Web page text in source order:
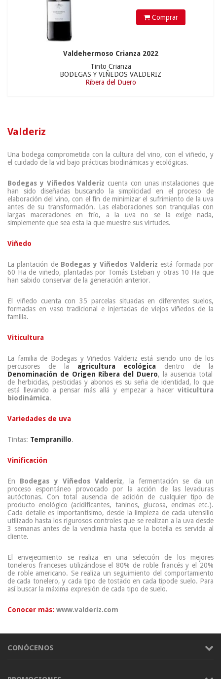
Comprar
Valdehermoso Crianza 2022
Tinto Crianza
BODEGAS Y VIÑEDOS VALDERIZ
Ribera del Duero
Valderiz
Una bodega comprometida con la cultura del vino, con el viñedo, y
el cuidado de la vid bajo prácticas biodinámicas y ecológicas.
Bodegas y Viñedos Valderiz cuenta con unas instalaciones que
han sido diseñadas buscando la simplicidad en el proceso de
elaboración del vino, con el fin de minimizar el sufrimiento de la uva
antes de su transformación. Las elaboraciones son tranquilas con
largas maceraciones en frío, a la uva no se la exige nada,
simplemente que sea esta la que muestre sus virtudes.
Viñedo
La plantación de Bodegas y Viñedos Valderiz está formada por
60 Ha de viñedo, plantadas por Tomás Esteban y otras 10 Ha que
han sabido conservar de la generación anterior.
El viñedo cuenta con 35 parcelas situadas en diferentes suelos,
formadas en vaso tradicional e injertadas de viejos viñedos de la
familia.
Viticultura
La familia de Bodegas y Viñedos Valderiz está siendo uno de los
percusores de la agricultura ecológica
dentro de la
Denominación de Origen Ribera del Duero, la ausencia total
de herbicidas, pesticidas y abonos es su seña de identidad, lo que
está llevando a pensar más allá y empezar a hacer viticultura
biodinámica.
Variedades de uva
Tintas: Tempranillo.
Vinificación
En Bodegas y Viñedos Valderiz, la fermentación se da un
proceso espontáneo provocado por la acción de las levaduras
autóctonas. Con total ausencia de adición de cualquier tipo de
producto enológico (acidificantes, taninos, glucosa, encimas etc.).
Cada detalle es importantísimo, desde la limpieza de cada utensilio
utilizado hasta los rigurosos controles que se realizan a la uva desde
3 semanas antes de la vendimia hasta que la botella es servida al
cliente.
El envejecimiento se realiza en una selección de los mejores
toneleros franceses utilizándose el 80% de roble francés y el 20%
de roble americano. Se realiza un seguimiento del comportamiento
de cada tonelero, y cada tipo de tostado en cada tipode suelo. Para
así buscar la máxima expresión de cada tipo de suelo.
Conocer más: www.valderiz.com
CONÓCENOS